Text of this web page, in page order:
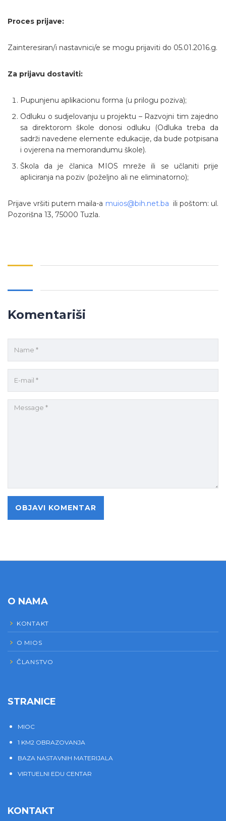
Proces prijave:
Zainteresiran/i nastavnici/e se mogu prijaviti do 05.01.2016.g.
Za prijavu dostaviti:
Pupunjenu aplikacionu forma (u prilogu poziva);
Odluku o sudjelovanju u projektu – Razvojni tim zajedno
sa direktorom škole donosi odluku (Odluka treba da
sadrži navedene elemente edukacije, da bude potpisana
i ovjerena na memorandumu škole).
Škola da je članica MIOS mreže ili se učlaniti prije
apliciranja na poziv (poželjno ali ne eliminatorno);
Prijave vršiti putem maila-a muios@bih.net.ba ili poštom: ul.
Pozorišna 13, 75000 Tuzla.
Komentariši
O NAMA
KONTAKT
O MIOS
ČLANSTVO
STRANICE
MIOC
1 KM2 OBRAZOVANJA
BAZA NASTAVNIH MATERIJALA
VIRTUELNI EDU CENTAR
KONTAKT